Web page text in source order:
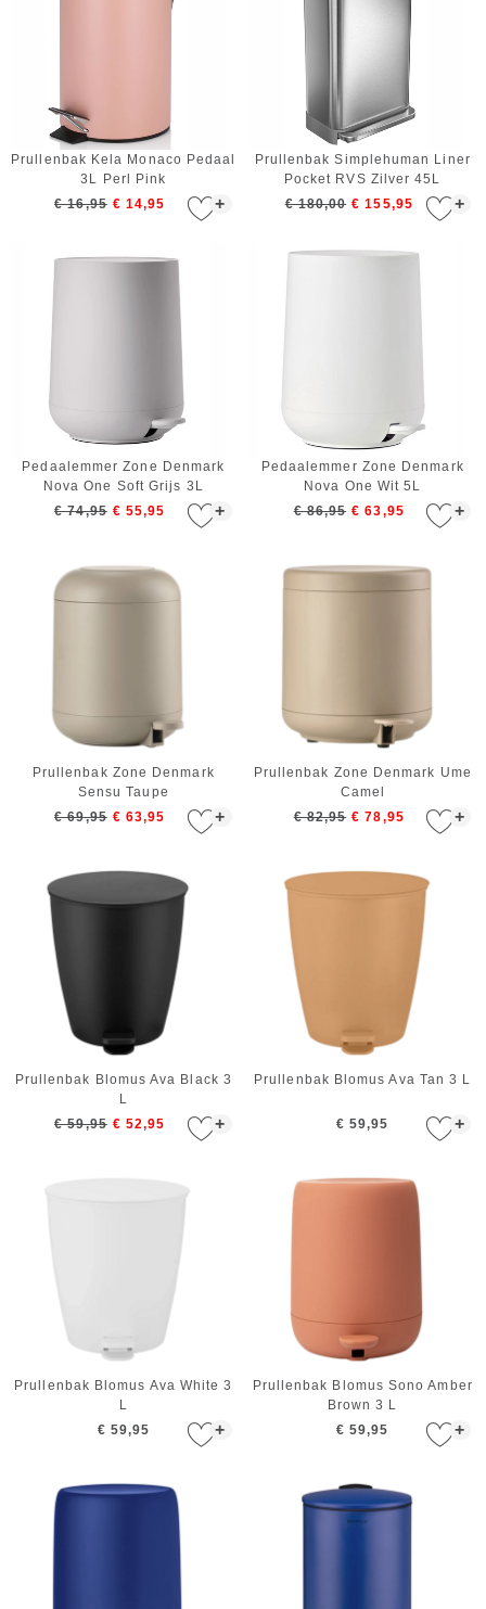
+
Prullenbak Kela Monaco Pedaal
3L Perl Pink
€ 16,95 € 14,95 +
Prullenbak Simplehuman Liner
Pocket RVS Zilver 45L
€ 180,00 € 155,95
+
Pedaalemmer Zone Denmark
Nova One Soft Grijs 3L
€ 74,95 € 55,95 +
Pedaalemmer Zone Denmark
Nova One Wit 5L
€ 86,95 € 63,95
+
Prullenbak Zone Denmark
Sensu Taupe
€ 69,95 € 63,95 +
Prullenbak Zone Denmark Ume
Camel
€ 82,95 € 78,95
+
Prullenbak Blomus Ava Black 3
L
€ 59,95 € 52,95 +
Prullenbak Blomus Ava Tan 3 L
€ 59,95
+
Prullenbak Blomus Ava White 3
L
€ 59,95
+
Prullenbak Blomus Sono Amber
Brown 3 L
€ 59,95